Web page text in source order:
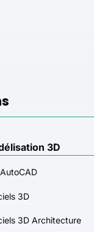
3D
AutoCAD
3D
3D Architecture